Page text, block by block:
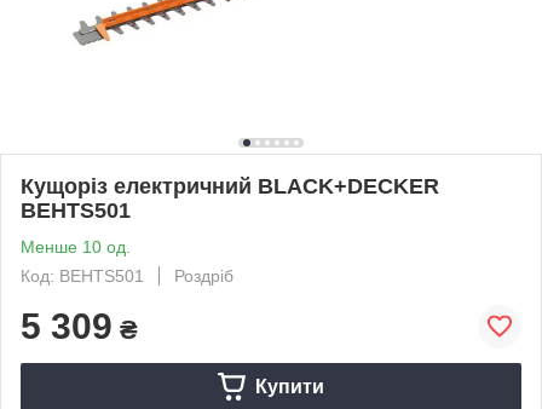
Кущоріз електричний BLACK+DECKER
BEHTS501
Менше 10 од.
Код: BEHTS501
Роздріб
5 309 ₴
Купити